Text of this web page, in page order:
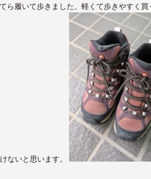
ら履いて歩きました。軽くて歩きやすく買
ないと思います。